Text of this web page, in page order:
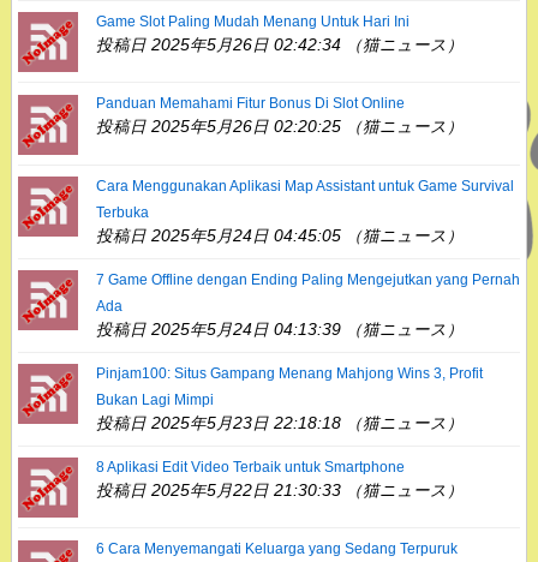
Game Slot Paling Mudah Menang Untuk Hari Ini
投稿日 2025年5月26日 02:42:34 （猫ニュース）
Panduan Memahami Fitur Bonus Di Slot Online
投稿日 2025年5月26日 02:20:25 （猫ニュース）
Cara Menggunakan Aplikasi Map Assistant untuk Game Survival
Terbuka
投稿日 2025年5月24日 04:45:05 （猫ニュース）
7 Game Offline dengan Ending Paling Mengejutkan yang Pernah
Ada
投稿日 2025年5月24日 04:13:39 （猫ニュース）
Pinjam100: Situs Gampang Menang Mahjong Wins 3, Profit
Bukan Lagi Mimpi
投稿日 2025年5月23日 22:18:18 （猫ニュース）
8 Aplikasi Edit Video Terbaik untuk Smartphone
投稿日 2025年5月22日 21:30:33 （猫ニュース）
6 Cara Menyemangati Keluarga yang Sedang Terpuruk